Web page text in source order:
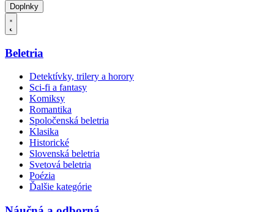
Doplnky
Beletria
Detektívky, trilery a horory
Sci-fi a fantasy
Komiksy
Romantika
Spoločenská beletria
Klasika
Historické
Slovenská beletria
Svetová beletria
Poézia
Ďalšie kategórie